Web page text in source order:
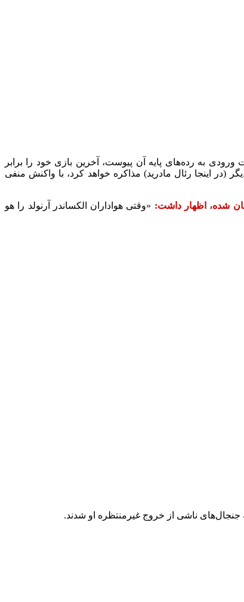
سالگی و با گذراندن تست ورودی به رده‌های پایه آن پیوست، آخرین بازی خود را برابر
(در اینجا رئال مادرید) مذاکره خواهد کرد، با واکنش منفی
«وقتی هواداران الکساندر آرنولد را هو
جنجال‌های ناشی از خروج غیرمنتظره او شدند.